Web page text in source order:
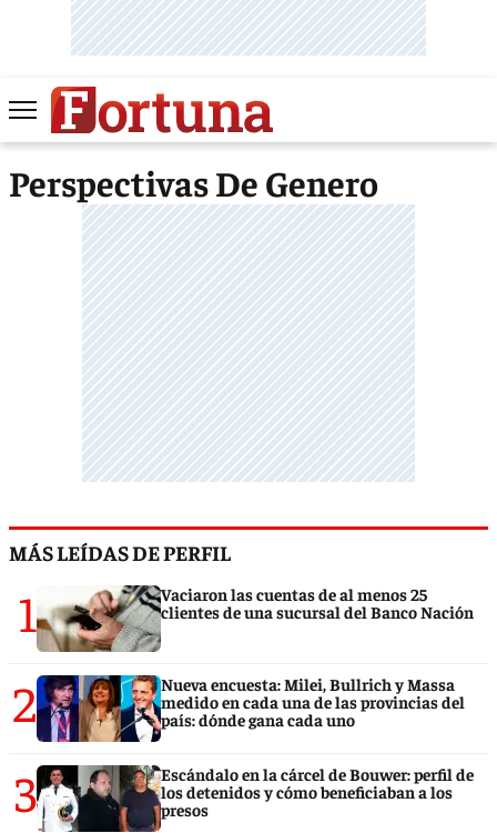
Perspectivas De Genero
MÁS LEÍDAS DE PERFIL
1
Vaciaron las cuentas de al menos 25
clientes de una sucursal del Banco Nación
2
Nueva encuesta: Milei, Bullrich y Massa
medido en cada una de las provincias del
país: dónde gana cada uno
3
Escándalo en la cárcel de Bouwer: perfil de
los detenidos y cómo beneficiaban a los
presos